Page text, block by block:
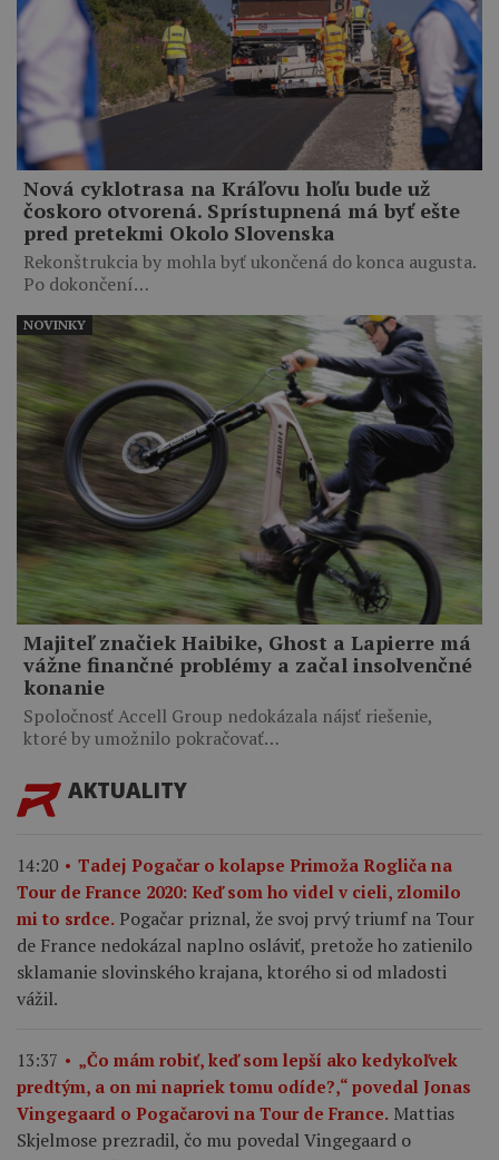
Nová cyklotrasa na Kráľovu hoľu bude už
čoskoro otvorená. Sprístupnená má byť ešte
pred pretekmi Okolo Slovenska
Rekonštrukcia by mohla byť ukončená do konca augusta.
Po dokončení…
Majiteľ značiek Haibike, Ghost a Lapierre má
vážne finančné problémy a začal insolvenčné
konanie
Spoločnosť Accell Group nedokázala nájsť riešenie,
ktoré by umožnilo pokračovať…
NOVINKY
AKTUALITY
14:20
Tadej Pogačar o kolapse Primoža Rogliča na
Tour de France 2020: Keď som ho videl v cieli, zlomilo
mi to srdce. Pogačar priznal, že svoj prvý triumf na Tour
de France nedokázal naplno osláviť, pretože ho zatienilo
sklamanie slovinského krajana, ktorého si od mladosti
vážil.
13:37
„Čo mám robiť, keď som lepší ako kedykoľvek
predtým, a on mi napriek tomu odíde?,“ povedal Jonas
Vingegaard o Pogačarovi na Tour de France. Mattias
Skjelmose prezradil, čo mu povedal Vingegaard o